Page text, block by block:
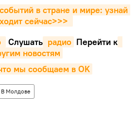
в стране и мире: узнай
сейчаc>>>
Cлушать радио Перейти к
новостям
мы сообщаем в OK
В Молдове